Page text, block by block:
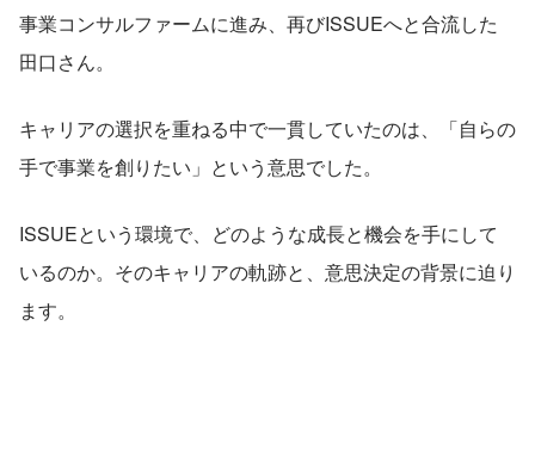
事業コンサルファームに進み、再びISSUEへと合流した
田口さん。
キャリアの選択を重ねる中で一貫していたのは、「自らの
手で事業を創りたい」という意思でした。
ISSUEという環境で、どのような成長と機会を手にして
いるのか。そのキャリアの軌跡と、意思決定の背景に迫り
ます。